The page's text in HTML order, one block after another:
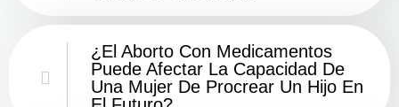
¿El Aborto Con Medicamentos
Puede Afectar La Capacidad De
Una Mujer De Procrear Un Hijo En